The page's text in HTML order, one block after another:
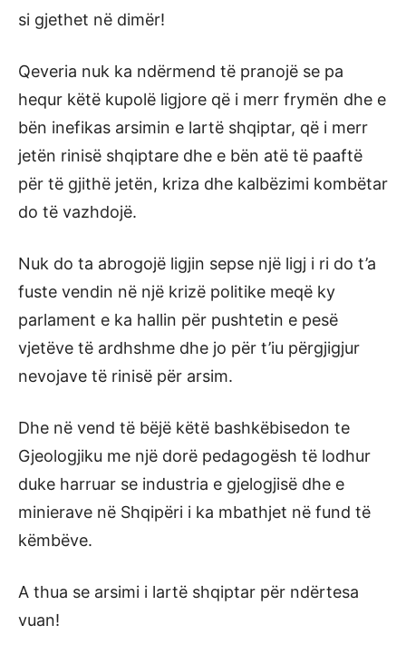
si gjethet në dimër!
Qeveria nuk ka ndërmend të pranojë se pa
hequr këtë kupolë ligjore që i merr frymën dhe e
bën inefikas arsimin e lartë shqiptar, që i merr
jetën rinisë shqiptare dhe e bën atë të paaftë
për të gjithë jetën, kriza dhe kalbëzimi kombëtar
do të vazhdojë.
Nuk do ta abrogojë ligjin sepse një ligj i ri do t’a
fuste vendin në një krizë politike meqë ky
parlament e ka hallin për pushtetin e pesë
vjetëve të ardhshme dhe jo për t’iu përgjigjur
nevojave të rinisë për arsim.
Dhe në vend të bëjë këtë bashkëbisedon te
Gjeologjiku me një dorë pedagogësh të lodhur
duke harruar se industria e gjelogjisë dhe e
minierave në Shqipëri i ka mbathjet në fund të
këmbëve.
A thua se arsimi i lartë shqiptar për ndërtesa
vuan!